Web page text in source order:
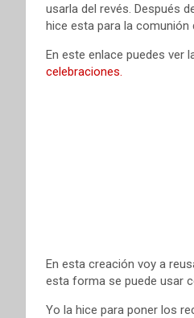
usarla del revés. Después
hice esta para la comunión
En este enlace puedes ver
celebraciones.
En esta creación voy a
esta forma se puede usar
Yo la hice para poner los